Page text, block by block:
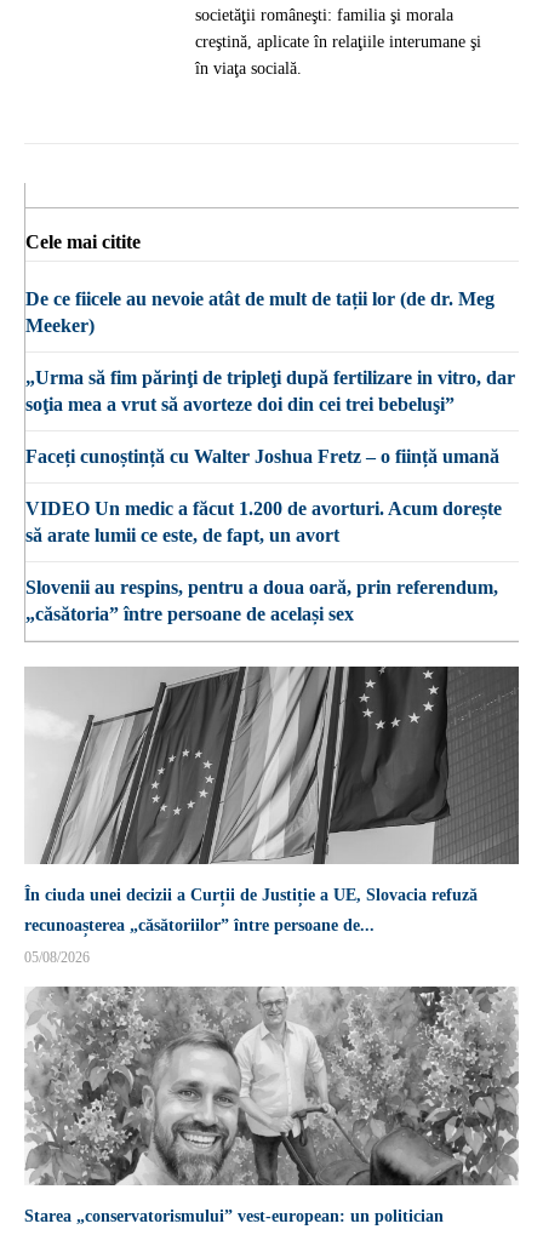
societăţii româneşti: familia şi morala
creştină, aplicate în relaţiile interumane şi
în viaţa socială.
În ciuda unei decizii a Curții de Justiție a UE, Slovacia refuză
recunoașterea „căsătoriilor” între persoane de...
05/08/2026
Starea „conservatorismului” vest-european: un politician
Cele mai citite
De ce fiicele au nevoie atât de mult de tații lor (de dr. Meg
Meeker)
„Urma să fim părinţi de tripleţi după fertilizare in vitro, dar
soţia mea a vrut să avorteze doi din cei trei bebeluşi”
Faceți cunoștință cu Walter Joshua Fretz – o ființă umană
VIDEO Un medic a făcut 1.200 de avorturi. Acum dorește
să arate lumii ce este, de fapt, un avort
Slovenii au respins, pentru a doua oară, prin referendum,
„căsătoria” între persoane de același sex